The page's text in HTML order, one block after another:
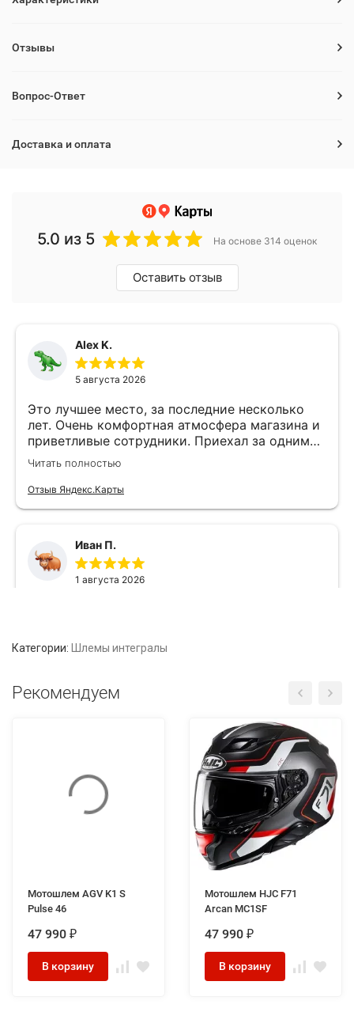
Отзывы
Вопрос-Ответ
Доставка и оплата
Категории: Шлемы интегралы
Рекомендуем
Мотошлем AGV K1 S
Pulse 46
47 990 ₽
В корзину
Мотошлем HJC F71
Arcan MC1SF
47 990 ₽
В корзину